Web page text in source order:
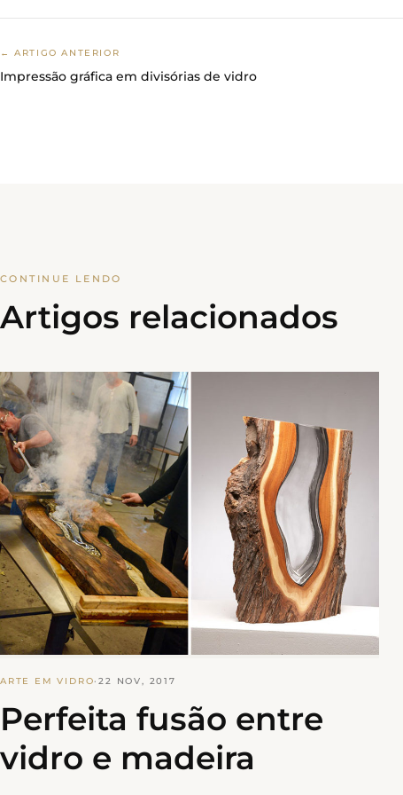
← ARTIGO ANTERIOR
Impressão gráfica em divisórias de vidro
CONTINUE LENDO
Artigos relacionados
ARTE EM VIDRO·22 NOV, 2017
Perfeita fusão entre
vidro e madeira